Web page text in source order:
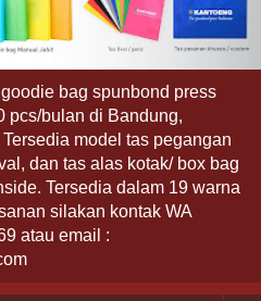
bag spunbond press
pcs/bulan di Bandung,
model tas pegangan
dan tas alas kotak/ box bag
Tersedia dalam 19 warna
silakan kontak WA
atau email :